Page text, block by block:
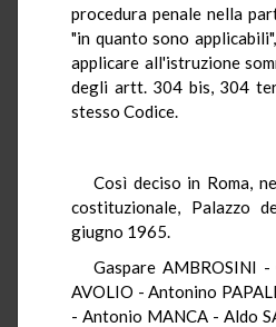
procedura penale nella
"in quanto sono
applicare all'istruzione
degli artt. 304 bis, 304
stesso Codice.
Così deciso in Roma,
costituzionale, Palazzo
giugno 1965.
Gaspare AMBROSINI -
AVOLIO - Antonino
- Antonio MANCA - Aldo